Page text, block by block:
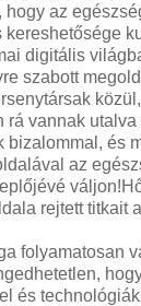
hogy az
digitális
szabott
rá vannak
bizalommal, és
az
rejtett titkait
folyamatosan
és